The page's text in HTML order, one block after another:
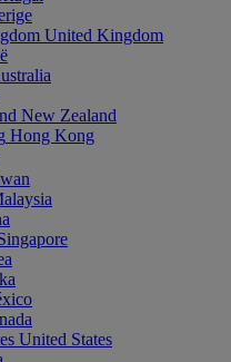
United Kingdom
New Zealand
Hong Kong
United States